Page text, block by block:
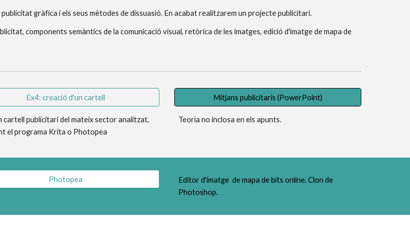
gràfica i els seus mètodes de dissuasió. En acabat realitzarem un projecte publicitari.
components semàntics de la comunicació visual, retòrica de les imatges, edició d'imatge de mapa de
Ex4: creació d'un cartell
cartell publicitari del mateix sector analitzat,
el programa Krita o Photopea
Mitjans publicitaris (PowerPoint)
Teoria no inclosa en els apunts.
Photopea
Editor d'imatge  de mapa de bits online. Clon de
Photoshop.